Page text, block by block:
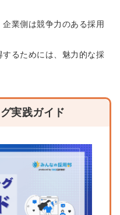
業側は競争力のある採用
るためには、魅力的な採
実践ガイド